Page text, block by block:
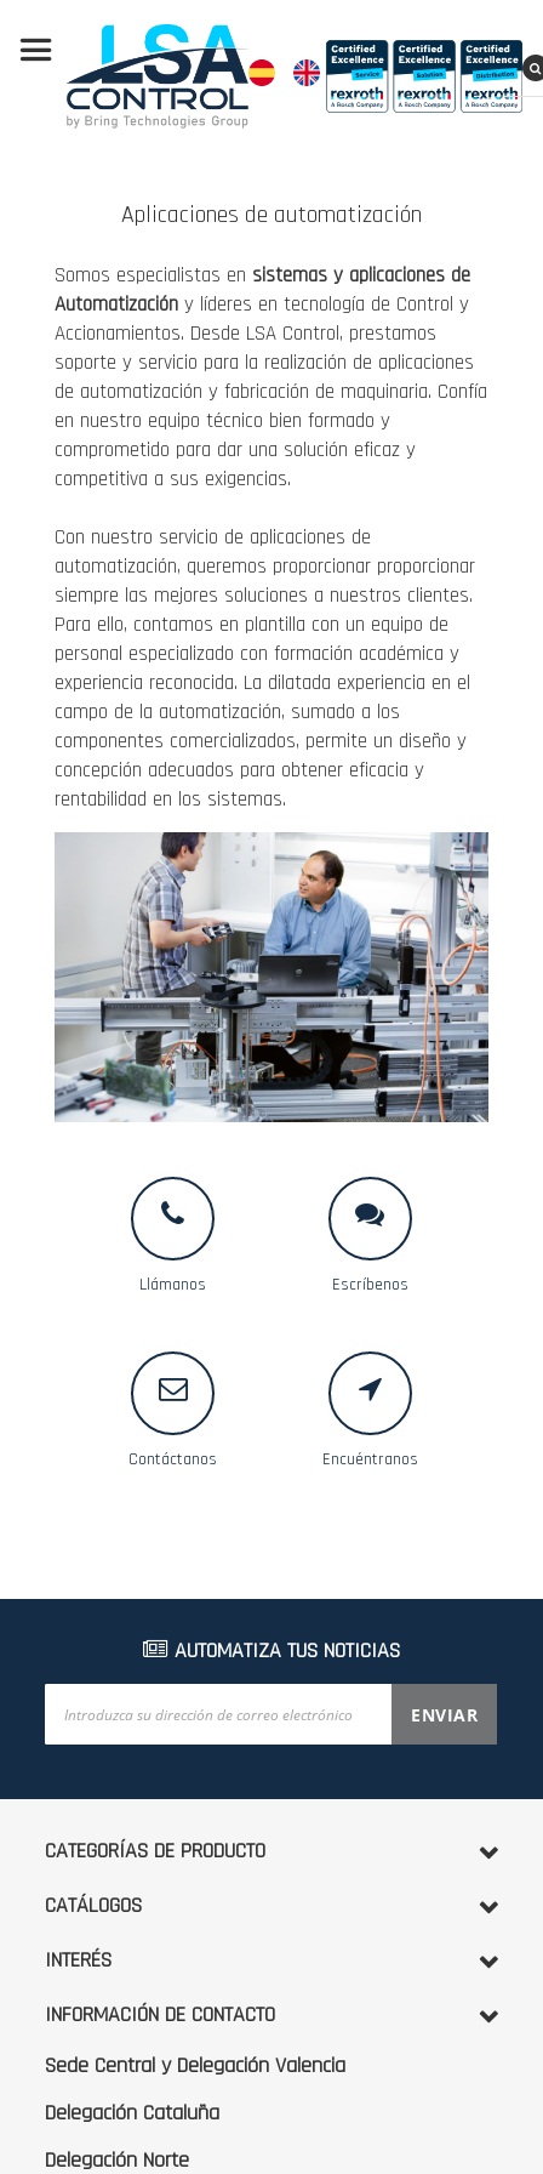
Aplicaciones de automatización
Somos especialistas en sistemas y aplicaciones de
Automatizacióny líderes en tecnología de Control y
Accionamientos. Desde LSA Control, prestamos
soporte y servicio para la realización de aplicaciones
de automatización y fabricación de maquinaria. Confía
en nuestro equipo técnico bien formado y
comprometido para dar una solución eficaz y
competitiva a sus exigencias.
Con nuestro servicio de aplicaciones de
automatización, queremos proporcionar proporcionar
siempre las mejores soluciones a nuestros clientes.
Para ello, contamos en plantilla con un equipo de
personal especializado con formación académica y
experiencia reconocida. La dilatada experiencia en el
campo de la automatización, sumado a los
componentes comercializados, permite un diseño y
concepción adecuados para obtener eficacia y
rentabilidad en los sistemas.
Llámanos Escríbenos
Contáctanos Encuéntranos
AUTOMATIZA TUS NOTICIAS
noticias:
ENVIAR
CATEGORÍAS DE PRODUCTO
CATÁLOGOS
INTERÉS
INFORMACIÓN DE CONTACTO
Sede Central y Delegación Valencia
Delegación Cataluña
Delegación Norte